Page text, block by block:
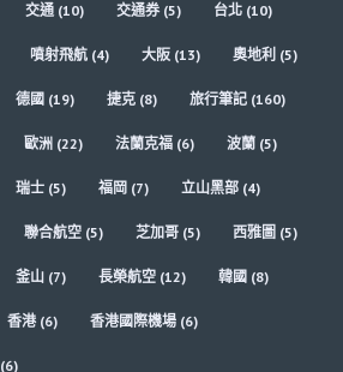
交通 (10) 交通券(5) 台北 (10)
噴射飛航 (4) 大阪 (13) 奧地利 (5)
德國 (19) 捷克 (8) 旅行筆記 (160)
歐洲 (22) 法蘭克福 (6) 波蘭 (5)
瑞士 (5) 福岡 (7) 立山黑部 (4)
聯合航空 (5) 芝加哥 (5) 西雅圖 (5)
釜山 (7) 長榮航空 (12) 韓國 (8)
香港(6) 香港國際機場 (6)
(6)